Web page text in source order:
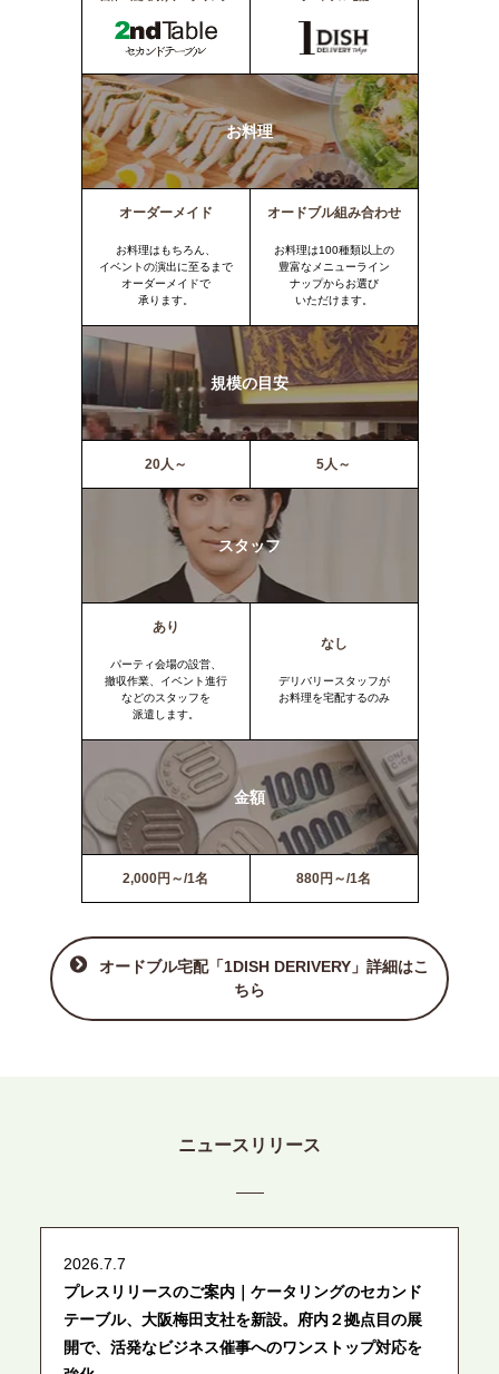
お料理
オーダーメイド
お料理はもちろん、
イベントの演出に至るまで
オーダーメイドで
承ります。
オードブル組み合わせ
お料理は100種類以上の
豊富なメニューライン
ナップからお選び
いただけます。
規模の目安
20人～ 5人～
スタッフ
あり
パーティ会場の設営、
撤収作業、イベント進行
などのスタッフを
派遣します。
なし
デリバリースタッフが
お料理を宅配するのみ
金額
2,000円～/1名 880円～/1名
オードブル宅配「1DISH DERIVERY」詳細はこ
ちら
ニュースリリース
2026.7.7
プレスリリースのご案内｜ケータリングのセカンド
テーブル、大阪梅田支社を新設。府内２拠点目の展
開で、活発なビジネス催事へのワンストップ対応を